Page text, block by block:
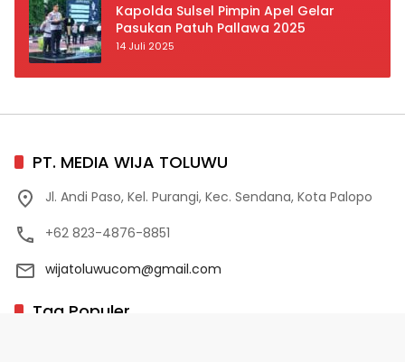
Kapolda Sulsel Pimpin Apel Gelar
Pasukan Patuh Pallawa 2025
14 Juli 2025
PT. MEDIA WIJA TOLUWU
Jl. Andi Paso, Kel. Purangi, Kec. Sendana, Kota Palopo
+62 823-4876-8851
wijatoluwucom@gmail.com
Tag Populer